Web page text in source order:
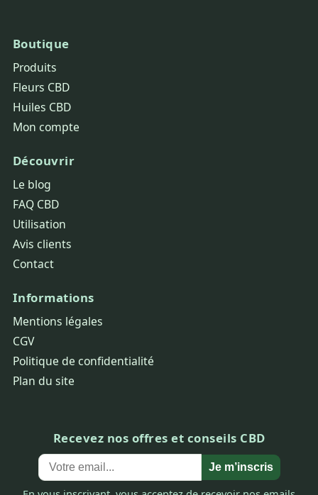
Boutique
Produits
Fleurs CBD
Huiles CBD
Mon compte
Découvrir
Le blog
FAQ CBD
Utilisation
Avis clients
Contact
Informations
Mentions légales
CGV
Politique de confidentialité
Plan du site
Recevez nos offres et conseils CBD
Je m’inscris